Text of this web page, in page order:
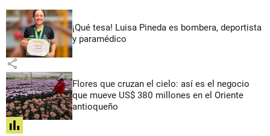
¡Qué tesa! Luisa Pineda es bombera, deportista
y paramédico
share
Flores que cruzan el cielo: así es el negocio
que mueve US$ 380 millones en el Oriente
antioqueño
share